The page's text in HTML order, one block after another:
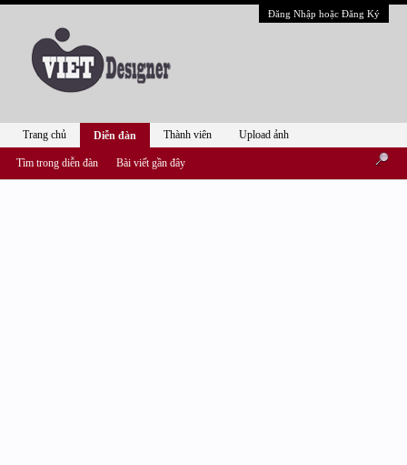
Đăng Nhập hoặc Đăng Ký
Trang chủ Diễn đàn
Tìm trong diễn đàn Bài viết gần đây
Thành viên Upload ảnh